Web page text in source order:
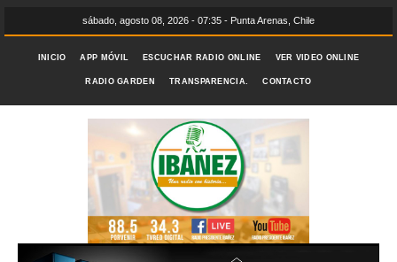
sábado, agosto 08, 2026 - 07:35 - Punta Arenas, Chile
INICIO APP MÓVIL ESCUCHAR RADIO ONLINE VER VIDEO ONLINE
RADIO GARDEN TRANSPARENCIA. CONTACTO